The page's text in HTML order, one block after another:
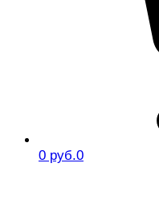
0 руб.0